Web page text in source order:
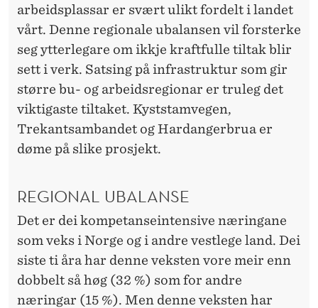
arbeidsplassar er svært ulikt fordelt i landet
vårt. Denne regionale ubalansen vil forsterke
seg ytterlegare om ikkje kraftfulle tiltak blir
sett i verk. Satsing på infrastruktur som gir
større bu- og arbeidsregionar er truleg det
viktigaste tiltaket. Kyststamvegen,
Trekantsambandet og Hardangerbrua er
døme på slike prosjekt.
REGIONAL UBALANSE
Det er dei kompetanseintensive næringane
som veks i Norge og i andre vestlege land. Dei
siste ti åra har denne veksten vore meir enn
dobbelt så høg (32 %) som for andre
næringar (15 %). Men denne veksten har